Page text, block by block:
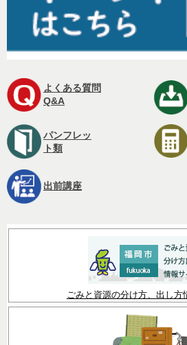
よくある質問
Q&A
パンフレッ
ト類
出前講座
ごみと資源の分け方、出し方